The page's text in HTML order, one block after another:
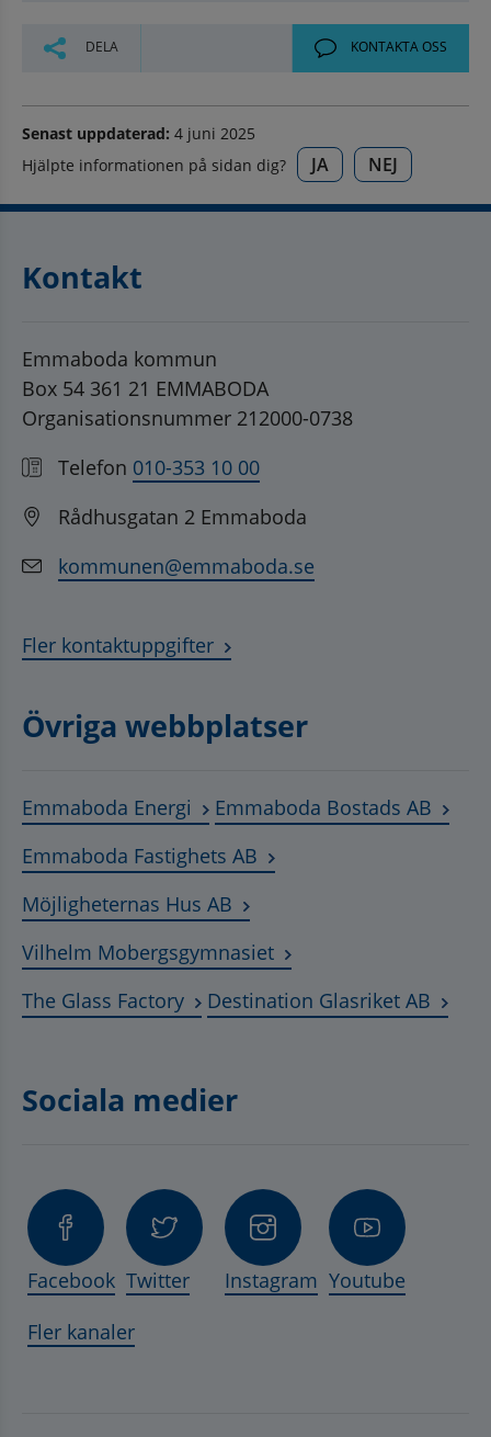
DELA KONTAKTA OSS
Senast uppdaterad: 4 juni 2025
Hjälpte informationen på sidan dig?
JA NEJ
Kontakt
Emmaboda kommun
Box 54 361 21 EMMABODA
Organisationsnummer 212000-0738
Telefon 010-353 10 00
Rådhusgatan 2 Emmaboda
kommunen@emmaboda.se
Fler kontaktuppgifter
Övriga webbplatser
Emmaboda Energi Länk till annan webbplats,
Emmaboda Bostads AB
Emmaboda Fastighets AB Länk till annan
Möjligheternas Hus AB Länk till annan webbplats,
Vilhelm MobergsgymnasietLänk till annan
The Glass FactoryLänk till annan webbplats,
Destination Glasriket AB
Sociala medier
Facebook Twitter Instagram Youtube
Fler kanaler